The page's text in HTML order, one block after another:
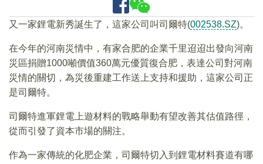
又一家鋰電新秀誕生了，這家公司叫司爾特(002538.SZ)。
在今年的河南災情中，有家合肥的企業千里迢迢出發向河南
災區捐贈1000噸價值360萬元優質復合肥，表達公司對河南
災情的關切，為災後重建工作送上支持和援助，這家公司正
是司爾特。
司爾特進軍鋰電上遊材料的戰略舉動有望改善其估值路徑，
從而引發了資本市場的關注。
作為一家傳統的化肥企業，司爾特切入到鋰電材料賽道有哪